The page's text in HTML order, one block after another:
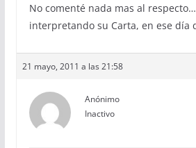
No comenté nada mas al
interpretando su Carta, en ese día
21 mayo, 2011 a las 21:58
Anónimo
Inactivo